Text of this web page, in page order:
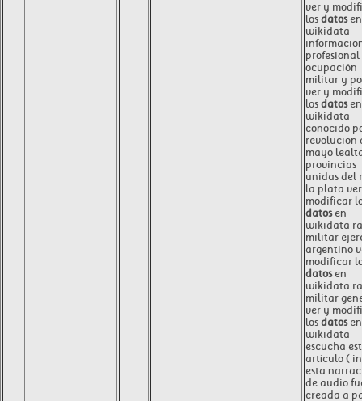
ver y
los datosen
wikidata
profesional
ocupación
militar y
ver y
los datosen
wikidata
conocido
revolución
mayo
provincias
unidas del
la plata
modificar
datosen
wikidata
militar
argentino
modificar
datosen
wikidata
militar
ver y
los datosen
wikidata
escucha
artículo (
esta
de audio
creada a